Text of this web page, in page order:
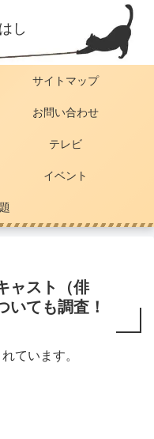
し
サイトマップ
お問い合わせ
テレビ
イベント
ャスト（俳
いても調査！
ています。